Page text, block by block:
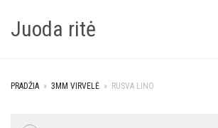
Juoda ritė
PRADŽIA » 3MM VIRVELĖ » RUSVA LINO